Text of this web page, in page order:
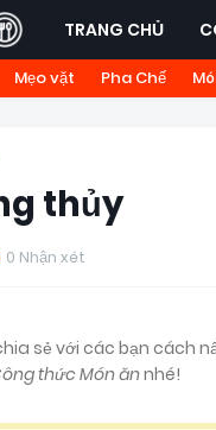
TRANG CHỦ
Mẹo vặt Pha Chế
thủy
0 Nhận xét
sẻ với các bạn cách
thức Món ănnhé!